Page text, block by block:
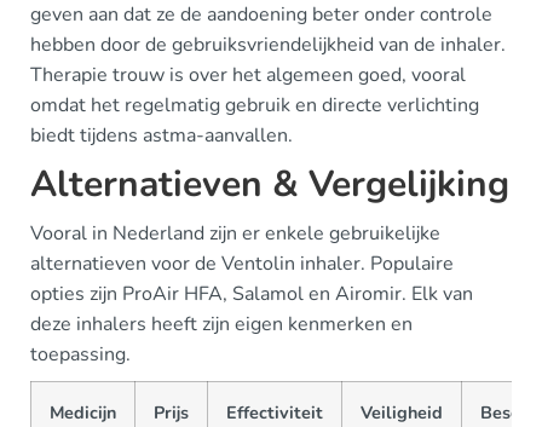
geven aan dat ze de aandoening beter onder controle
hebben door de gebruiksvriendelijkheid van de inhaler.
Therapie trouw is over het algemeen goed, vooral
omdat het regelmatig gebruik en directe verlichting
biedt tijdens astma-aanvallen.
Alternatieven & Vergelijking
Vooral in Nederland zijn er enkele gebruikelijke
alternatieven voor de Ventolin inhaler. Populaire
opties zijn ProAir HFA, Salamol en Airomir. Elk van
deze inhalers heeft zijn eigen kenmerken en
toepassing.
Medicijn Prijs Effectiviteit Veiligheid